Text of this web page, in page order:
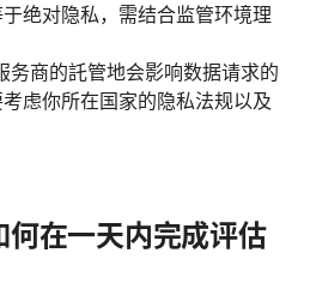
绝对隐私，需结合监管环境理
务商的託管地会影响数据请求的
虑你所在国家的隐私法规以及
在一天内完成评估